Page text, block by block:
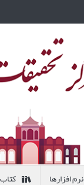
نرم افزارها